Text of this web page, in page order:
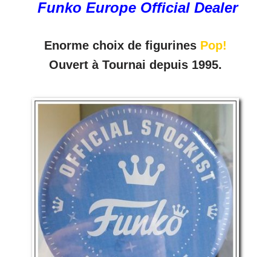
Funko Europe Official Dealer
Enorme choix de figurines Pop!
Ouvert à Tournai depuis 1995.